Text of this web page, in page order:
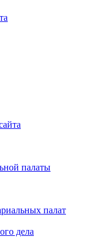
палаты
палат
дела